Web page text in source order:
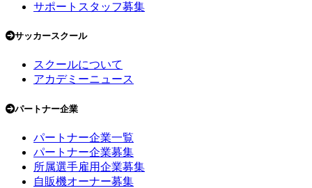
サポートスタッフ募集
サッカースクール
スクールについて
アカデミーニュース
パートナー企業
パートナー企業一覧
パートナー企業募集
所属選手雇用企業募集
自販機オーナー募集